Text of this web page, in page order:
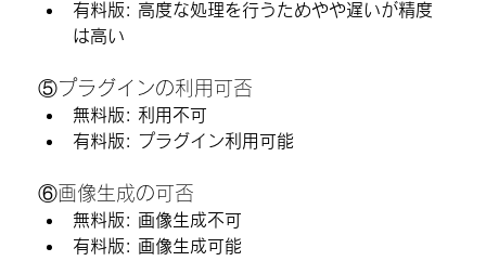
有料版: 高度な処理を行うためやや遅いが精度
は高い
⑤プラグインの利用可否
無料版: 利用不可
有料版: プラグイン利用可能
⑥画像生成の可否
無料版: 画像生成不可
有料版: 画像生成可能